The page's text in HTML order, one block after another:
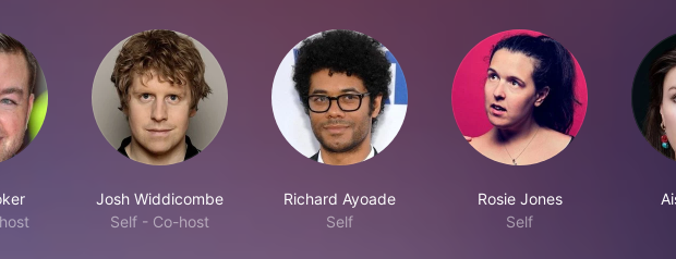
Josh Widdicombe
Self - Co-host
Richard Ayoade
Self
Rosie Jones
Self